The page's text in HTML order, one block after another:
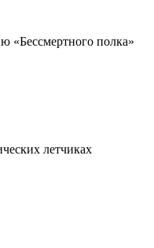
«Бессмертного полка»
летчиках